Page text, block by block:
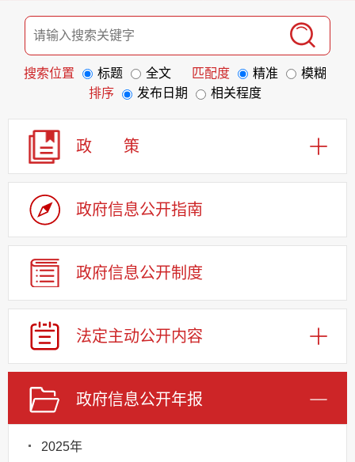
搜索位置 标题 全文 匹配度 精准
模糊
排序
发布日期 相关程度
政 策
政府信息公开指南
政府信息公开制度
法定主动公开内容
政府信息公开年报
2025年